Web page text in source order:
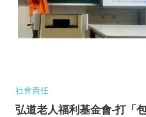
社會責任
弘道老人福利基金會-打「